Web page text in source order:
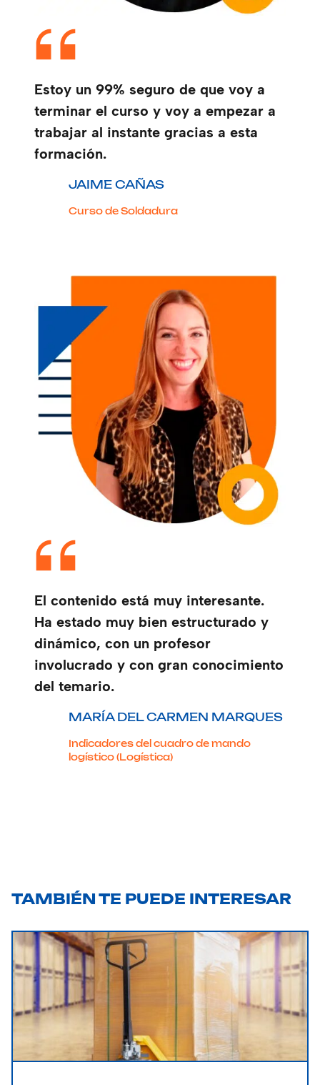
Estoy un 99% seguro de que voy a
terminar el curso y voy a empezar a
trabajar al instante gracias a esta
formación.
JAIME CAÑAS
Curso de Soldadura
El contenido está muy interesante.
Ha estado muy bien estructurado y
dinámico, con un profesor
involucrado y con gran conocimiento
del temario.
MARÍA DEL CARMEN MARQUES
Indicadores del cuadro de mando
logístico (Logística)
TAMBIÉN TE PUEDE INTERESAR